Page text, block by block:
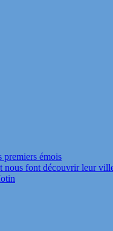
premiers émois
nous font découvrir leur